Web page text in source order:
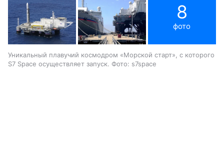
8
фото
Уникальный плавучий космодром «Морской старт», с которого
S7 Space осуществляет запуск. Фото: s7space